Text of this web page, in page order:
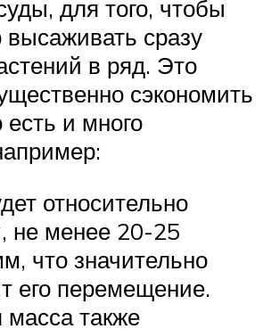
для того, чтобы
сразу
в ряд. Это
сэкономить
и много
относительно
не менее 20-25
что значительно
его перемещение.
также